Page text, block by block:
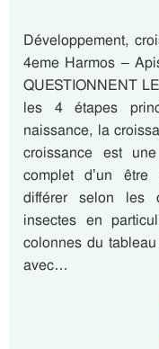
Développement,
4eme Harmos –
QUESTIONNENT
les 4 étapes
naissance, la
croissance est
complet d’un être
différer selon les
insectes en
colonnes du
avec…